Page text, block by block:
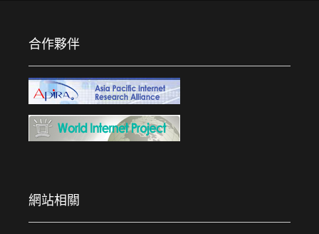
合作夥伴
網站相關